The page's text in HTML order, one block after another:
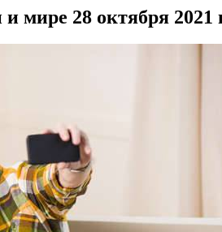
мире 28 октября 2021